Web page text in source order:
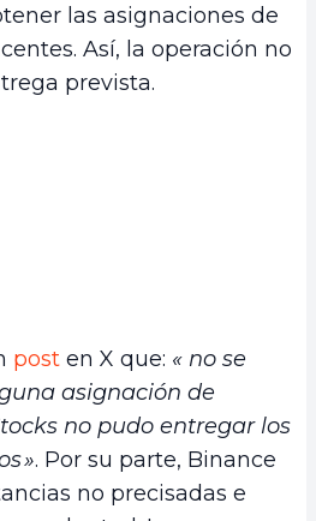
las asignaciones de
Así, la operación no
prevista.
post en X que: « no se
asignación de
no pudo entregar los
». Por su parte, Binance
no precisadas e